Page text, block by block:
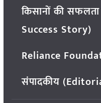
किसानों की
Success Story)
Reliance
संपादकीय